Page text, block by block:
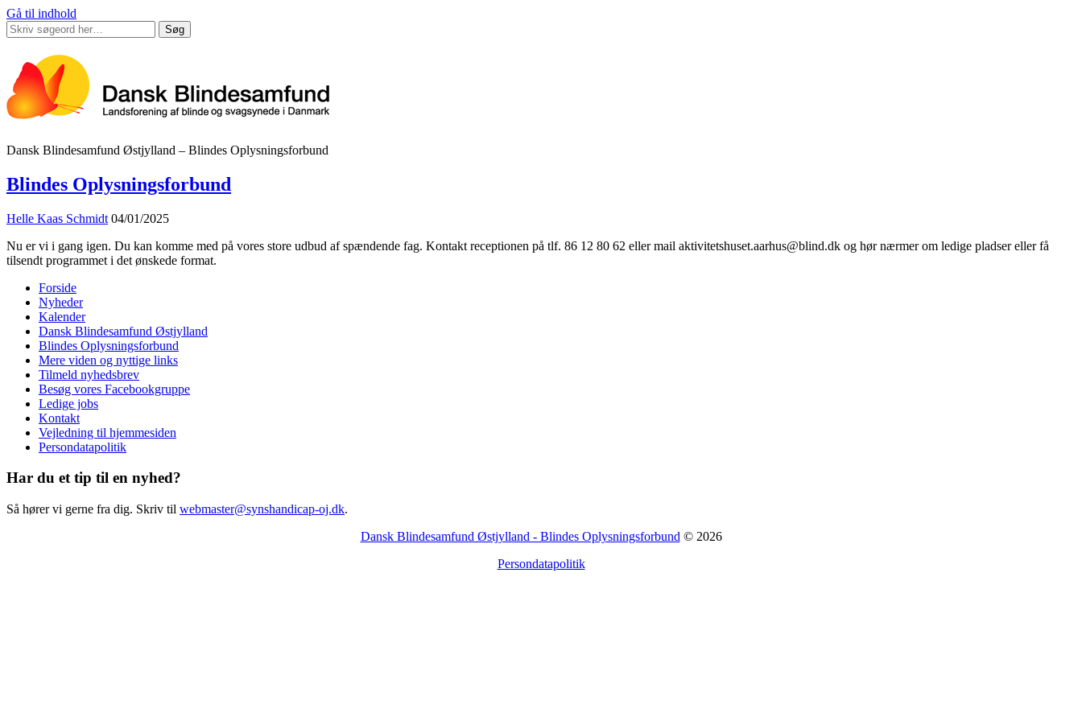
Gå til indhold
Søg
Dansk Blindesamfund Østjylland – Blindes Oplysningsforbund
Blindes Oplysningsforbund
Helle Kaas Schmidt 04/01/2025
Nu er vi i gang igen. Du kan komme med på vores store udbud af spændende fag. Kontakt receptionen på tlf. 86 12 80 62 eller mail aktivitetshuset.aarhus@blind.dk og hør nærmer om ledige pladser eller få
tilsendt programmet i det ønskede format.
Forside
Nyheder
Kalender
Dansk Blindesamfund Østjylland
Blindes Oplysningsforbund
Mere viden og nyttige links
Tilmeld nyhedsbrev
Besøg vores Facebookgruppe
Ledige jobs
Kontakt
Vejledning til hjemmesiden
Persondatapolitik
Har du et tip til en nyhed?
Så hører vi gerne fra dig. Skriv til webmaster@synshandicap-oj.dk.
Dansk Blindesamfund Østjylland - Blindes Oplysningsforbund © 2026
Persondatapolitik